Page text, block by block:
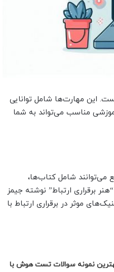
این مهارت‌ها شامل توانایی
مناسب می‌تواند به شما
می‌توانند شامل کتاب‌ها،
برقراری ارتباط” نوشته جیمز
موثر در برقراری ارتباط با
بهترین نمونه سوالات تست هوش با